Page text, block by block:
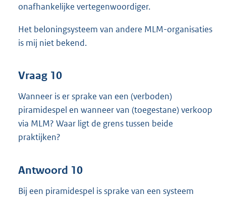
onafhankelijke vertegenwoordiger.
Het beloningsysteem van andere MLM-organisaties
is mij niet bekend.
Vraag 10
Wanneer is er sprake van een (verboden)
piramidespel en wanneer van (toegestane) verkoop
via MLM? Waar ligt de grens tussen beide
praktijken?
Antwoord 10
Bij een piramidespel is sprake van een systeem